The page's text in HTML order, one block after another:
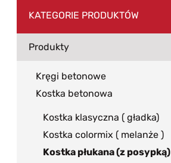
KATEGORIE PRODUKTÓW
Produkty
Kręgi betonowe
Kostka betonowa
Kostka klasyczna ( gładka)
Kostka colormix ( melanże )
Kostka płukana (z posypką)